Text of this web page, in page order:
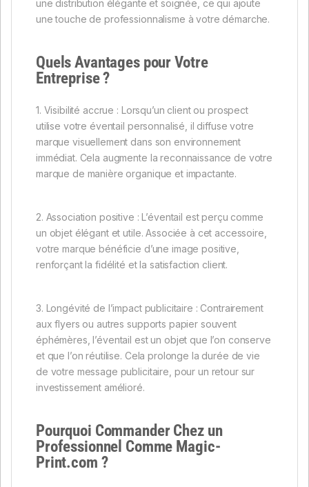
une distribution élégante et soignée, ce qui ajoute
une touche de professionnalisme à votre démarche.
Quels Avantages pour Votre
Entreprise ?
1. Visibilité accrue : Lorsqu’un client ou prospect
utilise votre éventail personnalisé, il diffuse votre
marque visuellement dans son environnement
immédiat. Cela augmente la reconnaissance de votre
marque de manière organique et impactante.
2. Association positive : L’éventail est perçu comme
un objet élégant et utile. Associée à cet accessoire,
votre marque bénéficie d’une image positive,
renforçant la fidélité et la satisfaction client.
3. Longévité de l’impact publicitaire : Contrairement
aux flyers ou autres supports papier souvent
éphémères, l’éventail est un objet que l’on conserve
et que l’on réutilise. Cela prolonge la durée de vie
de votre message publicitaire, pour un retour sur
investissement amélioré.
Pourquoi Commander Chez un
Professionnel Comme Magic-
Print.com ?